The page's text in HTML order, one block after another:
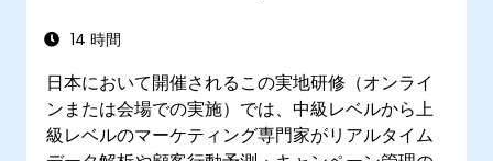
14 時間
日本において開催されるこの実地研修（オンライ
ンまたは会場での実施）では、中級レベルから上
級レベルのマーケティング専門家がリアルタイム